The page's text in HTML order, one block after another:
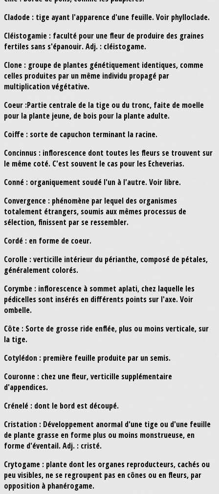
Cladode : tige ayant l'apparence d'une feuille. Voir phylloclade.
Cléistogamie : faculté pour une fleur de produire des graines
fertiles sans s'épanouir. Adj. : cléistogame.
Clone : groupe de plantes génétiquement identiques, comme
celles produites par un même individu propagé par
multiplication végétative.
Coeur :Partie centrale de la tige ou du tronc, faite de moelle
pour la plante jeune, de bois pour la plante adulte.
Coiffe : sorte de capuchon terminant la racine.
Concinnus : inflorescence dont toutes les fleurs se trouvent sur
le même coté. C'est souvent le cas pour les Echeverias.
Conné : organiquement soudé l'un à l'autre. Voir libre.
Convergence : phénomène par lequel des organismes
totalement étrangers, soumis aux mêmes processus de
sélection, finissent par se ressembler.
Cordé : en forme de coeur.
Corolle : verticille intérieur du périanthe, composé de pétales,
généralement colorés.
Corymbe : inflorescence à sommet aplati, chez laquelle les
pédicelles sont insérés en différents points sur l'axe. Voir
ombelle.
Côte : Sorte de grosse ride enflée, plus ou moins verticale, sur
la tige.
Cotylédon : première feuille produite par un semis.
Couronne : chez une fleur, verticille supplémentaire
d'appendices.
Crénelé : dont le bord est découpé.
Cristation : Développement anormal d'une tige ou d'une feuille
de plante grasse en forme plus ou moins monstrueuse, en
forme d'éventail. Adj. : cristé.
Crytogame : plante dont les organes reproducteurs, cachés ou
peu visibles, ne se regroupent pas en cônes ou en fleurs, par
opposition à phanérogame.